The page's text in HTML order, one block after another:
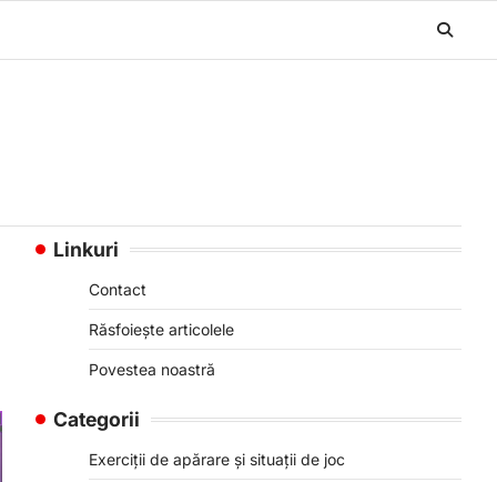
Linkuri
Contact
Răsfoiește articolele
Povestea noastră
Categorii
Exerciții de apărare și situații de joc